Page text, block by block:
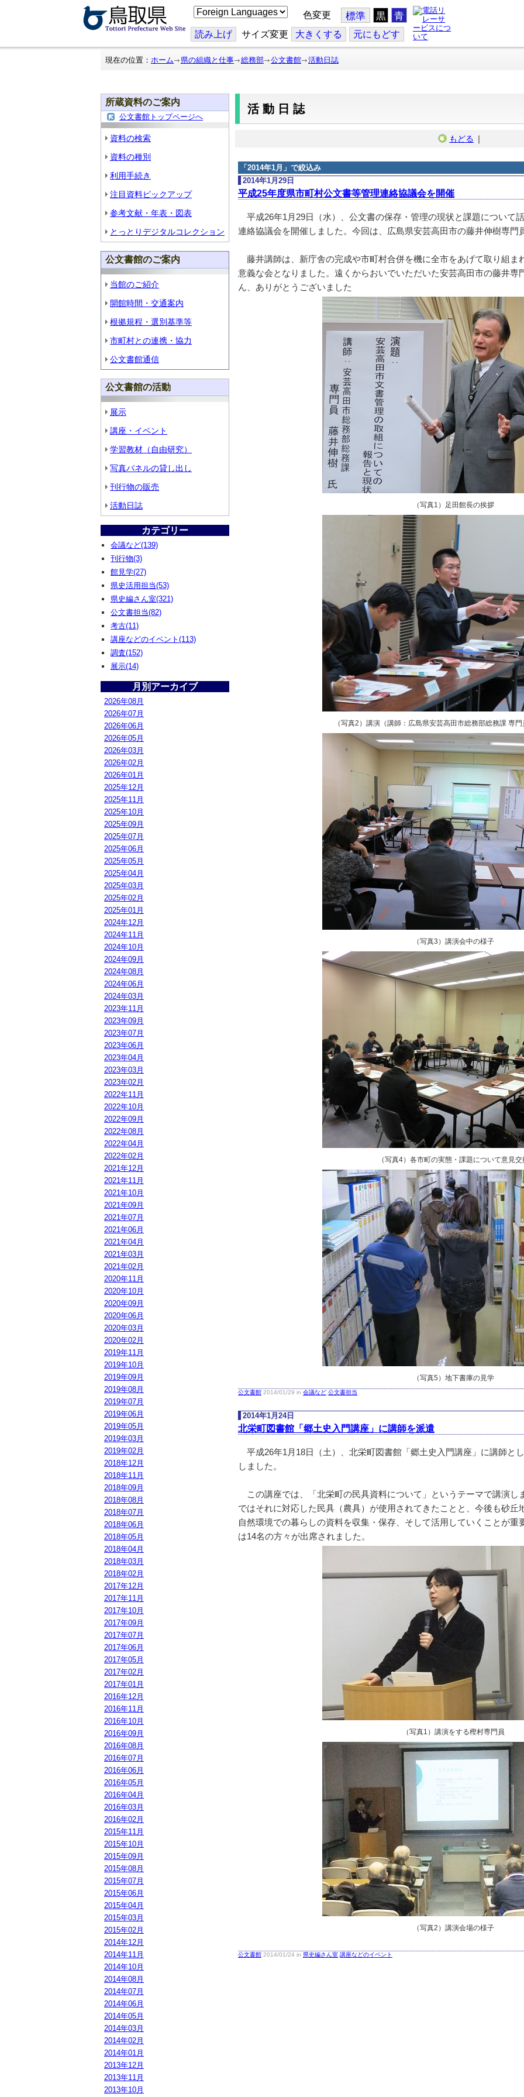
こ
の
ジ
を
翻
色変更 標準 黒 青
読み上げ サイズ変更 大きくする 元にもどす
現在の位置： ホーム 県の組織と仕事 総務部 公文書館 活動日誌
所蔵資料のご案内
公文書館トップページへ
資料の検索
資料の種別
利用手続き
注目資料ピックアップ
参考文献・年表・図表
とっとりデジタルコレクション
公文書館のご案内
当館のご紹介
開館時間・交通案内
根拠規程・選別基準等
市町村との連携・協力
公文書館通信
公文書館の活動
展示
講座・イベント
学習教材（自由研究）
写真パネルの貸し出し
刊行物の販売
活動日誌
カテゴリー
会議など(139)
刊行物(3)
館見学(27)
県史活用担当(53)
県史編さん室(321)
公文書担当(82)
考古(11)
講座などのイベント(113)
調査(152)
展示(14)
月別アーカイブ
2026年08月
2026年07月
2026年06月
2026年05月
2026年03月
2026年02月
2026年01月
2025年12月
2025年11月
2025年10月
2025年09月
2025年07月
2025年06月
2025年05月
2025年04月
2025年03月
2025年02月
2025年01月
2024年12月
2024年11月
2024年10月
2024年09月
2024年08月
2024年06月
2024年03月
2023年11月
2023年09月
2023年07月
2023年06月
2023年04月
2023年03月
2023年02月
2022年11月
2022年10月
2022年09月
2022年08月
2022年04月
2022年02月
2021年12月
2021年11月
2021年10月
2021年09月
2021年07月
2021年06月
2021年04月
2021年03月
2021年02月
2020年11月
2020年10月
2020年09月
2020年06月
2020年03月
2020年02月
2019年11月
2019年10月
2019年09月
2019年08月
2019年07月
2019年06月
2019年05月
2019年03月
2019年02月
2018年12月
2018年11月
2018年09月
2018年08月
2018年07月
2018年06月
2018年05月
2018年04月
2018年03月
2018年02月
2017年12月
2017年11月
2017年10月
2017年09月
2017年07月
2017年06月
2017年05月
2017年02月
2017年01月
2016年12月
2016年11月
2016年10月
2016年09月
2016年08月
2016年07月
2016年06月
2016年05月
2016年04月
2016年03月
2016年02月
2015年11月
2015年10月
2015年09月
2015年08月
2015年07月
2015年06月
2015年04月
2015年03月
2015年02月
2014年12月
2014年11月
2014年10月
2014年08月
2014年07月
2014年06月
2014年05月
2014年03月
2014年02月
2014年01月
2013年12月
2013年11月
2013年10月
活動日誌
もどる ｜
「 2014年1月 」で絞込み
2014年1月29日
平成25年度県市町村公文書等管理連絡協議会を開催
平成26年1月29日（水）、公文書の保存・管理の現状と課題について
連絡協議会を開催しました。今回は、広島県安芸高田市の藤井伸樹専門
藤井講師は、新庁舎の完成や市町村合併を機に全市をあげて取り組ま
意義な会となりました。遠くからおいでいただいた安芸高田市の藤井専
ん、ありがとうございました
（写真1）足田館長の挨拶
（写真2）講演（講師：広島県安芸高田市総務部総務課 専
（写真3）講演会中の様子
（写真4）各市町の実態・課題について意見交
（写真5）地下書庫の見学
公文書館 2014/01/29 in 会議など 公文書担当
2014年1月24日
北栄町図書館「郷土史入門講座」に講師を派遣
平成26年1月18日（土）、北栄町図書館「郷土史入門講座」に講師と
しました。
この講座では、「北栄町の民具資料について」というテーマで講演し
ではそれに対応した民具（農具）が使用されてきたことと、今後も砂
自然環境での暮らしの資料を収集・保存、そして活用していくことが
は14名の方々が出席されました。
（写真1）講演をする樫村専門員
（写真2）講演会場の様子
公文書館 2014/01/24 in 県史編さん室 講座などのイベント